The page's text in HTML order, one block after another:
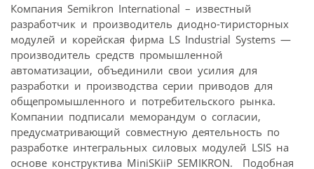
Компания Semikron International – известный
разработчик и производитель диодно-тиристорных
модулей и корейская фирма LS Industrial Systems —
производитель средств промышленной
автоматизации, объединили свои усилия для
разработки и производства серии приводов для
общепромышленного и потребительского рынка.
Компании подписали меморандум о согласии,
предусматривающий совместную деятельность по
разработке интегральных силовых модулей LSIS на
основе конструктива MiniSKiiP SEMIKRON. Подобная